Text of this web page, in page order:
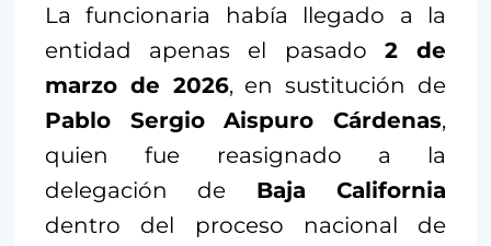
La funcionaria había llegado a la
entidad apenas el pasado 2 de
marzo de 2026, en sustitución de
Pablo Sergio Aispuro Cárdenas,
quien fue reasignado a la
delegación de Baja California
dentro del proceso nacional de